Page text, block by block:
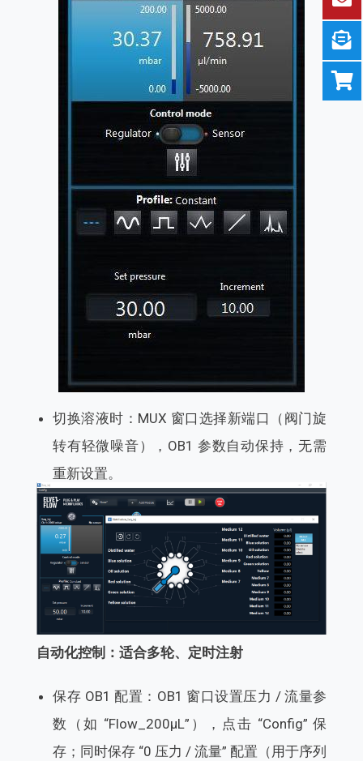
切换溶液时：MUX 窗口选择新端口（阀门旋
转有轻微噪音），OB1 参数自动保持，无需
重新设置。
自动化控制：适合多轮、定时注射
保存 OB1 配置：OB1 窗口设置压力 / 流量参
数（如 “Flow_200μL”），点击 “Config” 保
存；同时保存 “0 压力 / 流量” 配置（用于序列